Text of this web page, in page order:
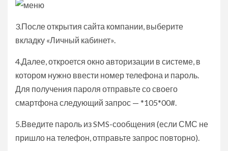
3.После открытия сайта компании, выберите
вкладку «Личный кабинет».
4.Далее, откроется окно авторизации в системе, в
котором нужно ввести номер телефона и пароль.
Для получения пароля отправьте со своего
смартфона следующий запрос — *105*00#.
5.Введите пароль из SMS-сообщения (если СМС не
пришло на телефон, отправьте запрос повторно).